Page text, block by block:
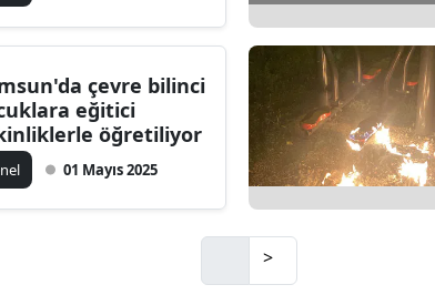
Hakkari
Hatay
Isparta
çevre bilinci
eğitici
öğretiliyor
01 Mayıs 2025
>